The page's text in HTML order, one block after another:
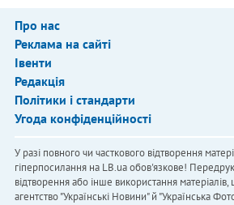
Про нас
Реклама на сайті
Івенти
Редакція
Політики і стандарти
Угода конфіденційності
У разі повного чи часткового відтворення
гіперпосилання на LB.ua обов'язкове!
відтворення або інше використання
агентство "Українськi Новини" й "Українська